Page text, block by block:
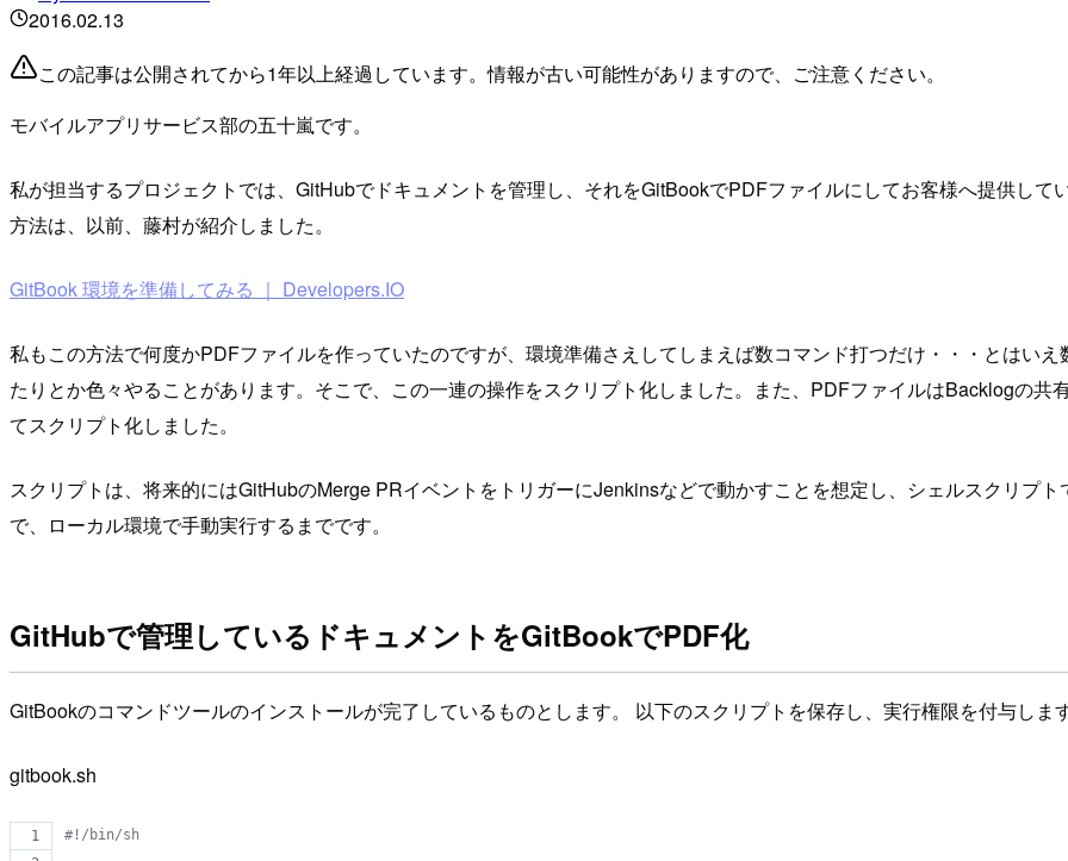
2016.02.13
この記事は公開されてから1年以上経過しています。情報が古い可能性がありますので、ご注意ください。
モバイルアプリサービス部の五十嵐です。
私が担当するプロジェクトでは、GitHubでドキュメントを管理し、それをGitBookでPDFファイルにしてお客様へ提供し
方法は、以前、藤村が紹介しました。
GitBook 環境を準備してみる ｜ Developers.IO
私もこの方法で何度かPDFファイルを作っていたのですが、環境準備さえしてしまえば数コマンド打つだけ・・・とはい
たりとか色々やることがあります。そこで、この一連の操作をスクリプト化しました。また、PDFファイルはBacklogの
てスクリプト化しました。
スクリプトは、将来的にはGitHubのMerge PRイベントをトリガーにJenkinsなどで動かすことを想定し、シェルスクリプ
で、ローカル環境で手動実行するまでです。
GitHubで管理しているドキュメントをGitBookでPDF化
GitBookのコマンドツールのインストールが完了しているものとします。 以下のスクリプトを保存し、実行権限を付与します
gitbook.sh
#! /bin/sh